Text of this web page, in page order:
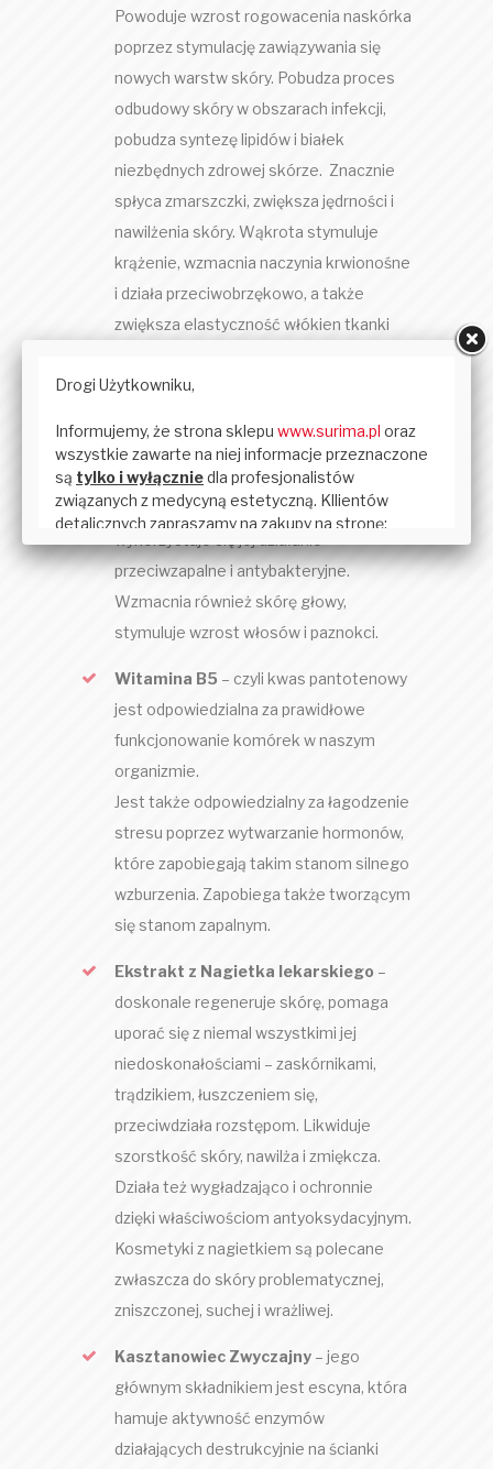
Powoduje wzrost rogowacenia naskórka
poprzez stymulację zawiązywania się
nowych warstw skóry. Pobudza proces
odbudowy skóry w obszarach infekcji,
pobudza syntezę lipidów i białek
niezbędnych zdrowej skórze. Znacznie
spłyca zmarszczki, zwiększa jędrności i
nawilżenia skóry. Wąkrota stymuluje
krążenie, wzmacnia naczynia krwionośne
i działa przeciwobrzękowo, a także
zwiększa elastyczność włókien tkanki
poprawia krążenie podskórne, wzmacnia
też doskonale sprawdza się w
profilaktyce obrzęków i cieni pod oczami.
W pielęgnacji cery trądzikowej
przeciwzapalne i antybakteryjne.
Wzmacnia również skórę głowy,
stymuluje wzrost włosów i paznokci.
Witamina B5 – czyli kwas pantotenowy
jest odpowiedzialna za prawidłowe
funkcjonowanie komórek w naszym
organizmie.
Jest także odpowiedzialny za łagodzenie
stresu poprzez wytwarzanie hormonów,
które zapobiegają takim stanom silnego
wzburzenia. Zapobiega także tworzącym
się stanom zapalnym.
Ekstrakt z Nagietka lekarskiego –
doskonale regeneruje skórę, pomaga
uporać się z niemal wszystkimi jej
niedoskonałościami – zaskórnikami,
trądzikiem, łuszczeniem się,
przeciwdziała rozstępom. Likwiduje
szorstkość skóry, nawilża i zmiękcza.
Działa też wygładzająco i ochronnie
dzięki właściwościom antyoksydacyjnym.
Kosmetyki z nagietkiem są polecane
zwłaszcza do skóry problematycznej,
zniszczonej, suchej i wrażliwej.
Kasztanowiec Zwyczajny – jego
głównym składnikiem jest escyna, która
hamuje aktywność enzymów
działających destrukcyjnie na ścianki